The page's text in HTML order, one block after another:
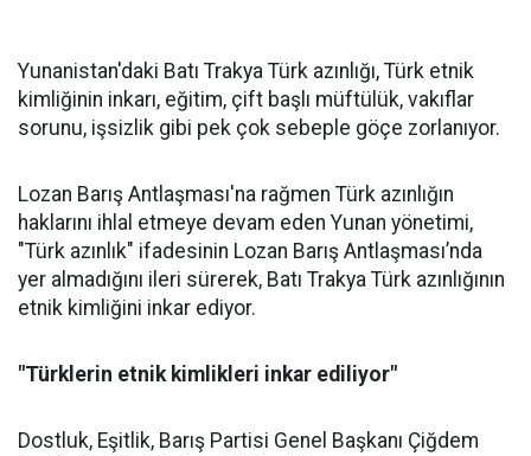
Yunanistan'daki Batı Trakya Türk azınlığı, Türk etnik
kimliğinin inkarı, eğitim, çift başlı müftülük, vakıflar
sorunu, işsizlik gibi pek çok sebeple göçe zorlanıyor.
Lozan Barış Antlaşması'na rağmen Türk azınlığın
haklarını ihlal etmeye devam eden Yunan yönetimi,
"Türk azınlık" ifadesinin Lozan Barış Antlaşması’nda
yer almadığını ileri sürerek, Batı Trakya Türk azınlığının
etnik kimliğini inkar ediyor.
"Türklerin etnik kimlikleri inkar ediliyor"
Dostluk, Eşitlik, Barış Partisi Genel Başkanı Çiğdem